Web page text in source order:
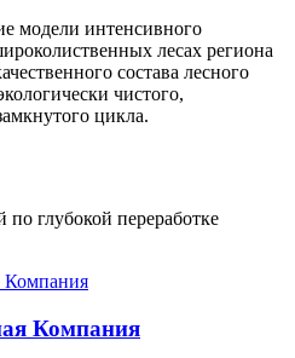
модели интенсивного
лесах региона
состава лесного
чистого,
цикла.
глубокой переработке
Компания